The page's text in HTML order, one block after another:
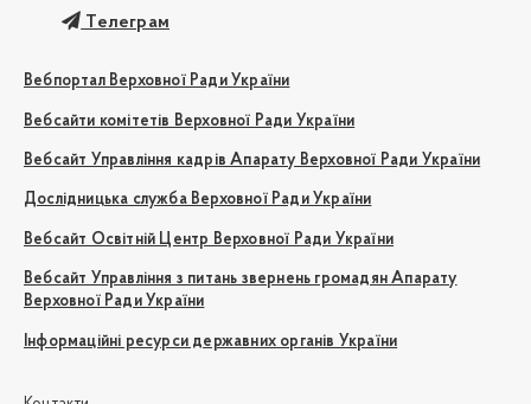
Телеграм
Вебпортал Верховної Ради України
Вебсайти комітетів Верховної Ради України
Вебсайт Управління кадрів Апарату Верховної Ради України
Дослідницька служба Верховної Ради України
Вебсайт Освітній Центр Верховної Ради України
Вебсайт Управління з питань звернень громадян Апарату
Верховної Ради України
Інформаційні ресурси державних органів України